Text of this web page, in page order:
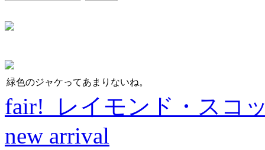
緑色のジャケってあまりないね。
fair! レイモンド・スコ
new arrival